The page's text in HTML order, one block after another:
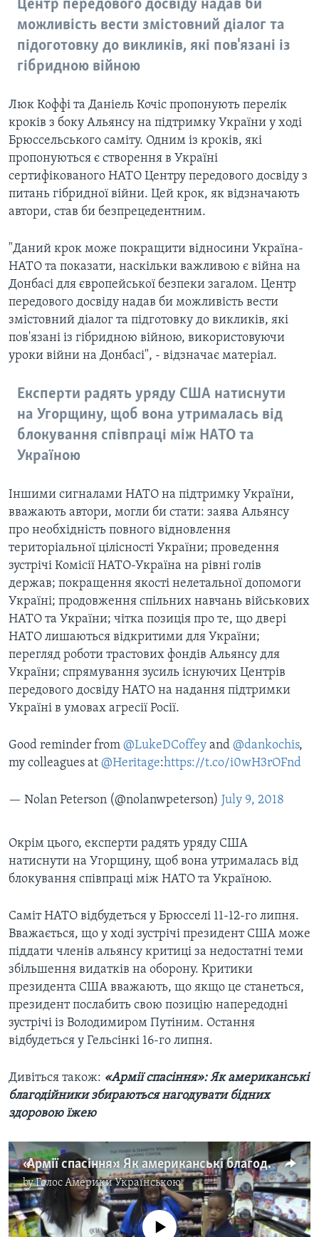
Центр передового досвіду надав би
можливість вести змістовний діалог та
підоготовку до викликів, які пов'язані із
гібридною війною
Люк Коффі та Даніель Кочіс пропонують перелік
кроків з боку Альянсу на підтримку України у ході
Брюссельського саміту. Одним із кроків, які
пропонуються є створення в Україні
сертифікованого НАТО Центру передового досвіду з
питань гібридної війни. Цей крок, як відзначають
автори, став би безпрецедентним.
"Даний крок може покращити відносини Україна-
НАТО та показати, наскільки важливою є війна на
Донбасі для європейської безпеки загалом. Центр
передового досвіду надав би можливість вести
змістовний діалог та підготовку до викликів, які
пов'язані із гібридною війною, використовуючи
уроки війни на Донбасі", - відзначає матеріал.
Експерти радять уряду США натиснути
на Угорщину, щоб вона утрималась від
блокування співпраці між НАТО та
Україною
Іншими сигналами НАТО на підтримку України,
вважають автори, могли би стати: заява Альянсу
про необхідність повного відновлення
територіальної цілісності України; проведення
зустрічі Комісії НАТО-Україна на рівні голів
держав; покращення якості нелетальної допомоги
Україні; продовження спільних навчань військових
НАТО та України; чітка позиція про те, що двері
НАТО лишаються відкритими для України;
перегляд роботи трастових фондів Альянсу для
України; спрямування зусиль існуючих Центрів
передового досвіду НАТО на надання підтримки
Україні в умовах агресії Росії.
Good reminder from @LukeDCoffey and @dankochis,
my colleagues at @Heritage:https://t.co/i0wH3rOFnd
— Nolan Peterson (@nolanwpeterson) July 9, 2018
Окрім цього, експерти радять уряду США
натиснути на Угорщину, щоб вона утрималась від
блокування співпраці між НАТО та Україною.
Саміт НАТО відбудеться у Брюсселі 11-12-го липня.
Вважається, що у ході зустрічі президент США може
піддати членів альянсу критиці за недостатні теми
збільшення видатків на оборону. Критики
президента США вважають, що якщо це станеться,
президент послабить свою позицію напередодні
зустрічі із Володимиром Путіним. Остання
відбудеться у Гельсінкі 16-го липня.
Дивіться також: «Армії спасіння»: Як американські
благодійники збираються нагодувати бідних
здоровою їжею
«Армії спасіння»: Як американські благодійники збираються нагодувати бідних здоровою їжею. Відео
byГолос Америки Українською
No media source currently available